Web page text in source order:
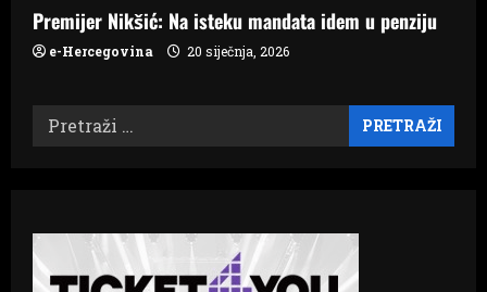
Premijer Nikšić: Na isteku mandata idem u penziju
e-Hercegovina 20 siječnja, 2026
Pretraži: